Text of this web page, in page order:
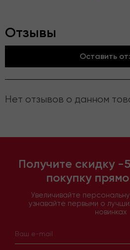
Отзывы
Оставить
Нет отзывов о данном
Получите скидку -
покупку
Увеличивайте
узнавайте первыми о
новинках